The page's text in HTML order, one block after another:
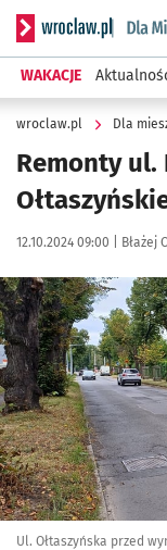
Serwis
WAKACJE
wroclaw.pl Dla
Remonty ul.
Data publikacji:
12.10.2024 09:00 | Autor:
Błażej
Kliknij, aby
Ul. Ołtaszyńska przed